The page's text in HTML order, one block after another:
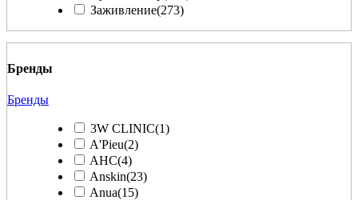
Заживление(273)
Бренды
Бренды
3W CLINIC(1)
A'Pieu(2)
AHC(4)
Anskin(23)
Anua(15)